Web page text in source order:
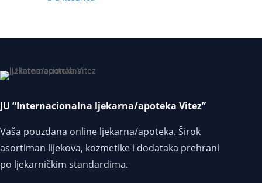
JU “Internacionalna ljekarna/apoteka Vitez”
Vaša pouzdana online ljekarna/apoteka. Širok
asortiman lijekova, kozmetike i dodataka prehrani
po ljekarničkim standardima.